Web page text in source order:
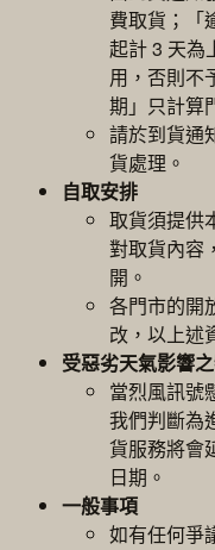
費取貨；「
起計 3 天為
用，否則不
期」只計算
請於到貨通
貨處理。
自取安排
取貨須提供
對取貨內容
開。
各門市的開
改，以上述
受惡劣天氣影響
當烈風訊號
我們判斷為
貨服務將會
日期。
一般事項
如有任何爭